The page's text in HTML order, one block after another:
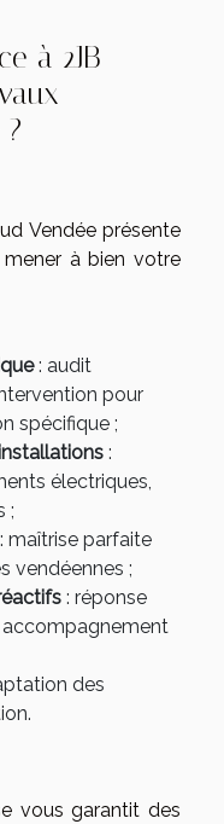
à 2JB
Vendée présente
à bien votre
: audit
pour
spécifique ;
:
électriques,
;
maîtrise parfaite
vendéennes ;
: réponse
des
vous garantit des